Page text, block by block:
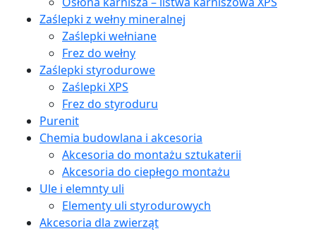
Zaślepki z wełny mineralnej
Zaślepki wełniane
Frez do wełny
Zaślepki styrodurowe
Zaślepki XPS
Frez do styroduru
Purenit
Chemia budowlana i akcesoria
Akcesoria do montażu sztukaterii
Akcesoria do ciepłego montażu
Ule i elemnty uli
Elementy uli styrodurowych
Akcesoria dla zwierząt